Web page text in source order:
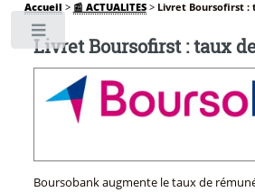
Accueil > 📰 ACTUALITES> Livret Boursofirst :
Livret Boursofirst : taux
Boursobank augmente le taux de